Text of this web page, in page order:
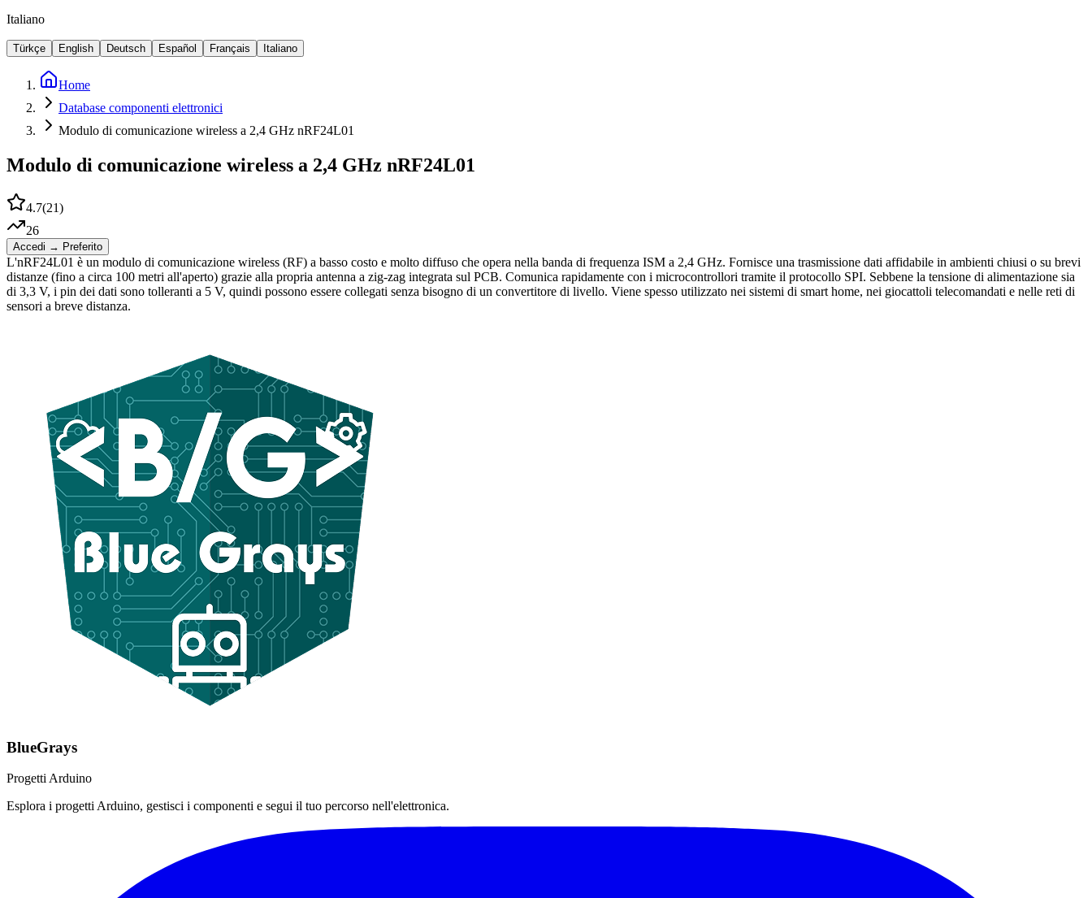
Italiano
Türkçe English Deutsch Español Français Italiano
Home
Database componenti elettronici
Modulo di comunicazione wireless a 2,4 GHz nRF24L01
Modulo di comunicazione wireless a 2,4 GHz nRF24L01
4.7(21)
26
Accedi → Preferito
L'nRF24L01 è un modulo di comunicazione wireless (RF) a basso costo e molto diffuso che opera nella banda di frequenza ISM a 2,4 GHz. Fornisce una trasmissione dati affidabile in ambienti chiusi o su brevi
distanze (fino a circa 100 metri all'aperto) grazie alla propria antenna a zig-zag integrata sul PCB. Comunica rapidamente con i microcontrollori tramite il protocollo SPI. Sebbene la tensione di alimentazione sia
di 3,3 V, i pin dei dati sono tolleranti a 5 V, quindi possono essere collegati senza bisogno di un convertitore di livello. Viene spesso utilizzato nei sistemi di smart home, nei giocattoli telecomandati e nelle reti di
sensori a breve distanza.
BlueGrays
Progetti Arduino
Esplora i progetti Arduino, gestisci i componenti e segui il tuo percorso nell'elettronica.